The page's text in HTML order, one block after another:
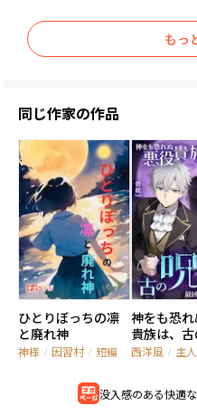
もっ
同じ作家の作品
ひとりぼっちの凛
と廃れ神
神様 / 因習村 / 短編
神をも恐
貴族は、
を得て最
西洋風 / 主
没入感のある快適